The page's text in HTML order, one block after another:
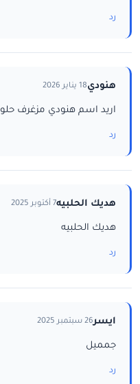
رد
هنودي18 يناير 2026
اريد اسم هنودي مزغرف حلو
رد
هديك الحلبيه7 أكتوبر 2025
هديك الحلبيه
رد
ايسر26 سبتمبر 2025
جمميل
رد